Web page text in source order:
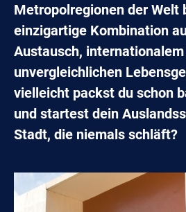
Metropolregionen der Welt
einzigartige Kombination
Austausch,
unvergleichlichen
vielleicht packst du schon
und startest dein
Stadt, die niemals schläft?